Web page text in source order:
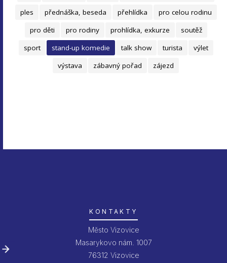
ples
přednáška, beseda přehlídka
pro celou rodinu
pro děti
pro rodiny prohlídka, exkurze
soutěž
sport
stand-up komedie talk show turista
výlet
výstava
zábavný pořad zájezd
KONTAKTY
Město Vizovice
Masarykovo nám. 1007
76312 Vizovice